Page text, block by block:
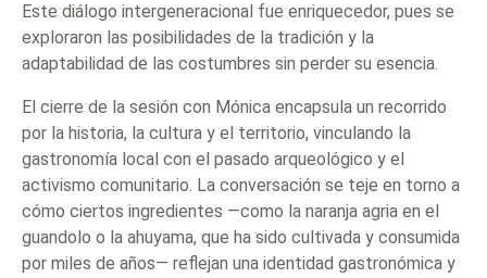
Este diálogo intergeneracional fue enriquecedor, pues se
exploraron las posibilidades de la tradición y la
adaptabilidad de las costumbres sin perder su esencia.
El cierre de la sesión con Mónica encapsula un recorrido
por la historia, la cultura y el territorio, vinculando la
gastronomía local con el pasado arqueológico y el
activismo comunitario. La conversación se teje en torno a
cómo ciertos ingredientes —como la naranja agria en el
guandolo o la ahuyama, que ha sido cultivada y consumida
por miles de años— reflejan una identidad gastronómica y